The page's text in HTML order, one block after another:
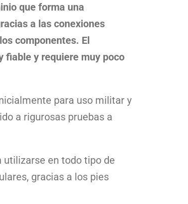
que forma una
a las conexiones
componentes. El
fiable y requiere muy poco
para uso militar y
a rigurosas pruebas a
utilizarse en todo tipo de
gracias a los pies